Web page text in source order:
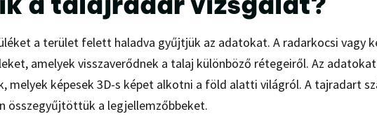
a terület felett haladva gyűjtjük az adatokat. A radarkocsi vagy
amelyek visszaverődnek a talaj különböző rétegeiről. Az
melyek képesek 3D-s képet alkotni a föld alatti világról. A tajradart
összegyűjtöttük a legjellemzőbbeket.